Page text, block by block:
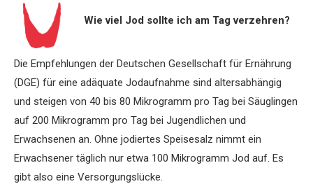
Wie viel Jod sollte ich am Tag verzehren?
Die Empfehlungen der Deutschen Gesellschaft für Ernährung
(DGE) für eine adäquate Jodaufnahme sind altersabhängig
und steigen von 40 bis 80 Mikrogramm pro Tag bei Säuglingen
auf 200 Mikrogramm pro Tag bei Jugendlichen und
Erwachsenen an. Ohne jodiertes Speisesalz nimmt ein
Erwachsener täglich nur etwa 100 Mikrogramm Jod auf. Es
gibt also eine Versorgungslücke.